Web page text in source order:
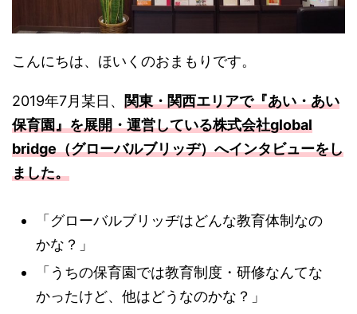
こんにちは、ほいくのおまもりです。
2019年7月某日、 関東・関西エリアで『あい・あい
保育園』を展開・運営している株式会社global
bridge（グローバルブリッヂ）へインタビューをし
ました。
「グローバルブリッヂはどんな教育体制なの
かな？」
「うちの保育園では教育制度・研修なんてな
かったけど、他はどうなのかな？」